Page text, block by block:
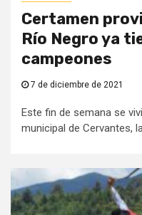
Certamen
Río Negro ya
campeones
7 de diciembre de 2021
Este fin de semana se
municipal de Cervantes,